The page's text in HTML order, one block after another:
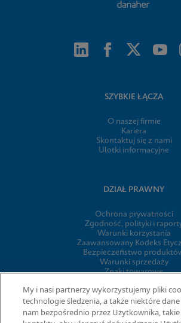
SZYBKIE ŁĄCZA
O naszej firmie
Kariera
Skontaktuj się z nami
Ulotki informacyjne
DZIAŁ PRAWNY
Ochrona prywatności
Zgodność, polityki i
Warunki korzystania
Zaawansowany Kodeks
Bezpieczeństwo
Warunki sprzedaży
Znaki towarowe
Cepheid Grant & Donation
Ustawienia plików cookie
My i nasi partnerzy wykorzystujemy pliki
technologie śledzenia, a także niektóre
nam bezpośrednio przez Użytkownika,